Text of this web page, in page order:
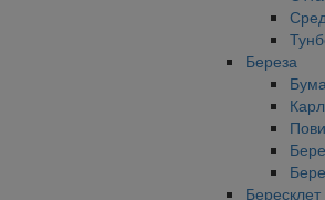
Береза
Бересклет